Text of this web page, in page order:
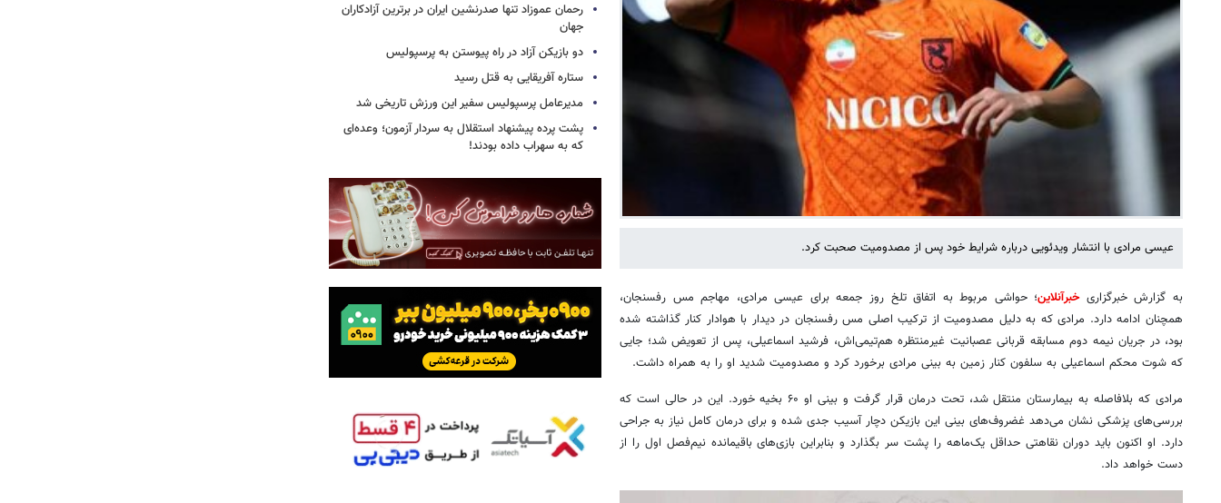
عیسی مرادی با انتشار ویدئویی درباره شرایط خود پس از مصدومیت صحبت ‌کرد.
به گزارش خبرگزاریخبرآنلاین؛ حواشی مربوط به اتفاق تلخ روز جمعه برای عیسی مرادی، مهاجم مس رفسنجان،
همچنان ادامه دارد. مرادی که به دلیل مصدومیت از ترکیب اصلی مس رفسنجان در دیدار با هوادار کنار گذاشته شده
بود، در جریان نیمه دوم مسابقه قربانی عصبانیت غیرمنتظره هم‌تیمی‌اش، فرشید اسماعیلی، پس از تعویض شد؛ جایی
که شوت محکم اسماعیلی به سلفون کنار زمین به بینی مرادی برخورد کرد و مصدومیت شدید او را به همراه داشت.
مرادی که بلافاصله به بیمارستان منتقل شد، تحت درمان قرار گرفت و بینی او ۶۰ بخیه خورد. این در حالی است که
بررسی‌های پزشکی نشان می‌دهد غضروف‌های بینی این بازیکن دچار آسیب جدی شده و برای درمان کامل نیاز به جراحی
دارد. او اکنون باید دوران نقاهتی حداقل یک‌ماهه را پشت سر بگذارد و بنابراین بازی‌های باقیمانده نیم‌فصل اول را از
دست خواهد داد.
رحمان عموزاد تنها صدرنشین ایران در برترین آزادکاران
جهان
دو بازیکن آزاد در راه پیوستن به پرسپولیس
ستاره آفریقایی به قتل رسید
مدیرعامل پرسپولیس سفیر این ورزش تاریخی شد
پشت پرده پیشنهاد استقلال به سردار آزمون؛ وعده‌ای
که به سهراب داده بودند!